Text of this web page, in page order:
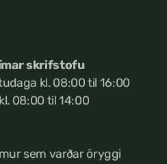
skrifstofu
kl. 08:00 til 16:00
08:00 til 14:00
sem varðar öryggi